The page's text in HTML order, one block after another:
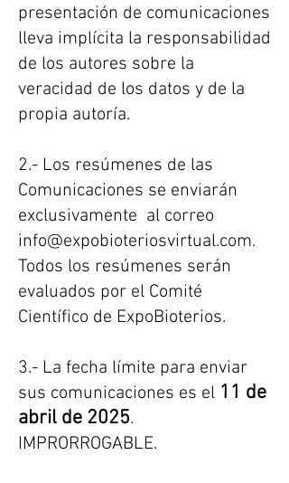
presentación de comunicaciones
lleva implícita la responsabilidad
de los autores sobre la
veracidad de los datos y de la
propia autoría.
2.- Los resúmenes de las
Comunicaciones se enviarán
exclusivamente al correo
info@expobioteriosvirtual.com.
Todos los resúmenes serán
evaluados por el Comité
Científico de ExpoBioterios.
3.- La fecha límite para enviar
sus comunicaciones es el 11 de
abril de 2025.
IMPRORROGABLE.